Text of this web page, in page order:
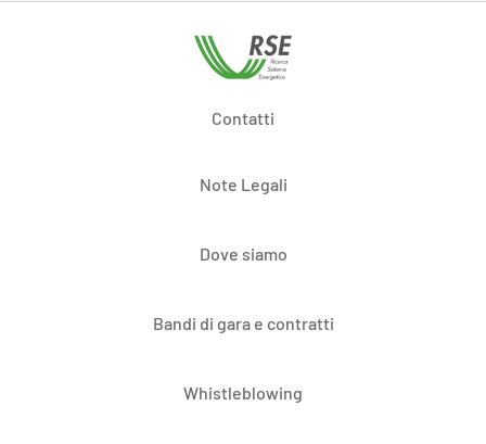
Contatti
Note Legali
Dove siamo
Bandi di gara e contratti
Whistleblowing